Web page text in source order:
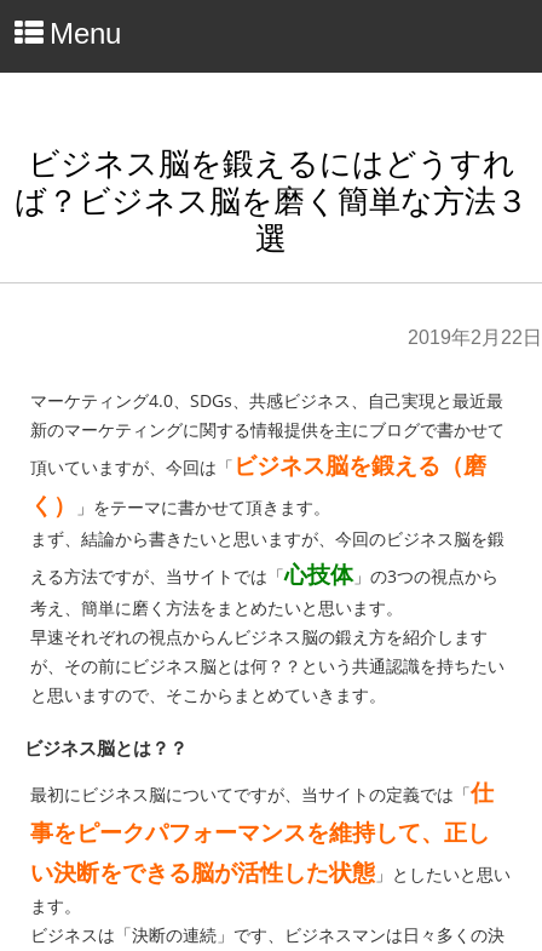
Menu
ビジネス脳を鍛えるにはどうすれ
ば？ビジネス脳を磨く簡単な方法３
選
2019年2月22日
マーケティング4.0、SDGs、共感ビジネス、自己実現と最近最
新のマーケティングに関する情報提供を主にブログで書かせて
頂いていますが、今回は「 ビジネス脳を鍛える（磨
く）
」をテーマに書かせて頂きます。
まず、結論から書きたいと思いますが、今回のビジネス脳を鍛
える方法ですが、当サイトでは「心技体」の3つの視点から
考え、簡単に磨く方法をまとめたいと思います。
早速それぞれの視点からんビジネス脳の鍛え方を紹介します
が、その前にビジネス脳とは何？？という共通認識を持ちたい
と思いますので、そこからまとめていきます。
ビジネス脳とは？？
最初にビジネス脳についてですが、当サイトの定義では「仕
事をピークパフォーマンスを維持して、正し
い決断をできる脳が活性した状態 」としたいと思い
ます。
ビジネスは「決断の連続」です、ビジネスマンは日々多くの決